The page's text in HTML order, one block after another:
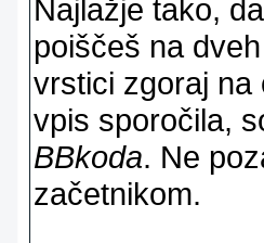
Najlažje tako,
poiščeš na
vrstici zgoraj
vpis sporočila,
BBkoda. Ne
začetnikom.